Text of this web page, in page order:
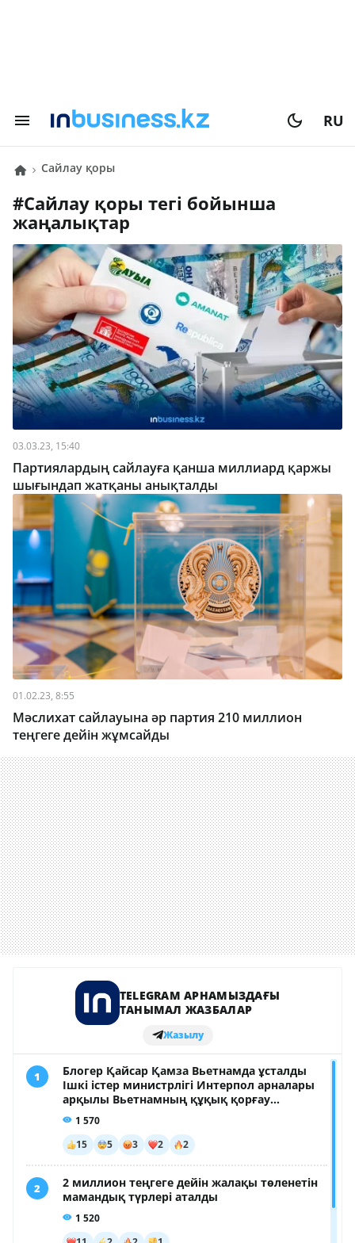
RU
сайлау қоры
# сайлау қоры тегі бойынша
жаңалықтар
03.03.23, 15:40
Партиялардың сайлауға қанша миллиард қаржы
шығындап жатқаны анықталды
01.02.23, 8:55
Мәслихат сайлауына әр партия 210 миллион
теңгеге дейін жұмсайды